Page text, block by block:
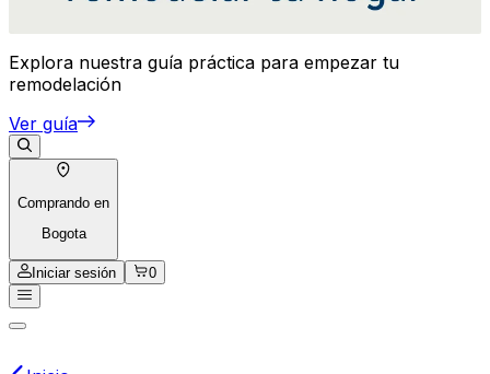
Explora nuestra guía práctica para empezar tu
remodelación
Ver guía
Comprando en
Bogota
Iniciar sesión 0